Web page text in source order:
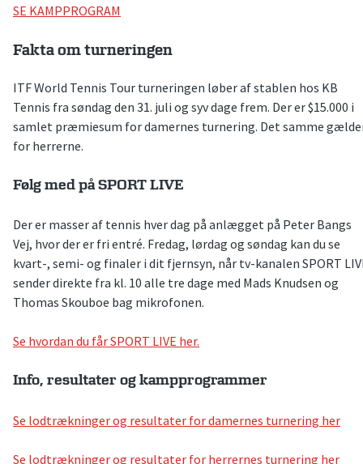
SE KAMPPROGRAM
Fakta om turneringen
ITF World Tennis Tour turneringen løber af stablen hos KB
Tennis fra søndag den 31. juli og syv dage frem. Der er $15.000 i
samlet præmiesum for damernes turnering. Det samme
for herrerne.
Følg med på SPORT LIVE
Der er masser af tennis hver dag på anlægget på Peter Bangs
Vej, hvor der er fri entré. Fredag, lørdag og søndag kan du se
kvart-, semi- og finaler i dit fjernsyn, når tv-kanalen SPORT
sender direkte fra kl. 10 alle tre dage med Mads Knudsen og
Thomas Skouboe bag mikrofonen.
Se hvordan du får SPORT LIVE her.
Info, resultater og kampprogrammer
Se lodtrækninger og resultater for damernes turnering her
Se lodtrækninger og resultater for herrernes turnering her